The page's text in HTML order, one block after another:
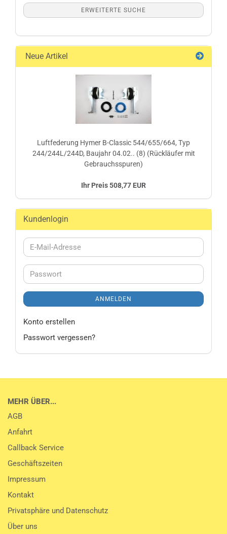
ERWEITERTE SUCHE
Neue Artikel
Luftfederung Hymer B-Classic 544/655/664, Typ
244/244L/244D, Baujahr 04.02.. (8) (Rückläufer mit
Gebrauchsspuren)
Ihr Preis 508,77 EUR
Kundenlogin
E-
Mail-
Passwort
ANMELDEN
Konto erstellen
Passwort vergessen?
MEHR ÜBER...
AGB
Anfahrt
Callback Service
Geschäftszeiten
Impressum
Kontakt
Privatsphäre und Datenschutz
Über uns